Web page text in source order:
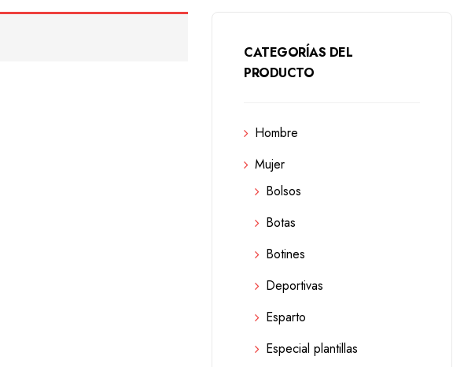
CATEGORÍAS DEL
PRODUCTO
Hombre
Mujer
Bolsos
Botas
Botines
Deportivas
Esparto
Especial plantillas